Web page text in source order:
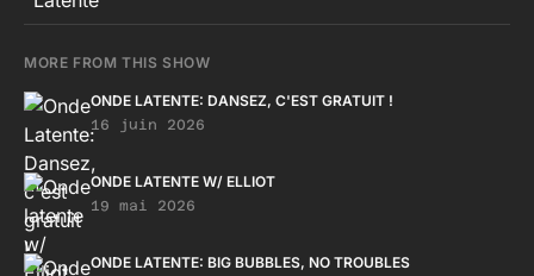
MORE FROM THIS SHOW
ONDE LATENTE: DANSEZ, C'EST GRATUIT !
16 juin 2026
ONDE LATENTE W/ ELLIOT
19 mai 2026
ONDE LATENTE: BIG BUBBLES, NO TROUBLES